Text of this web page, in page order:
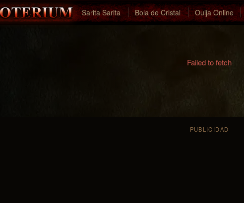
Sarita Sarita Bola de Cristal Ouija Online
Failed to fetch